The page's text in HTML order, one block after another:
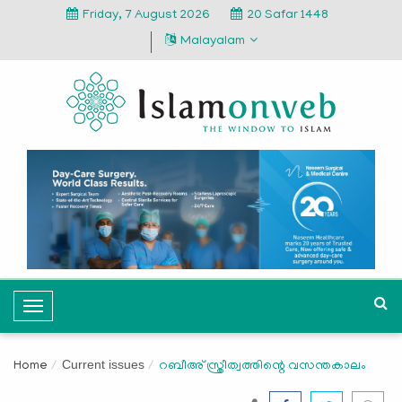
Friday, 7 August 2026
20 Safar 1448
Malayalam
T
o
g
Home Current issues റബീഅ് സ്ത്രീത്വത്തിന്റെ വസന്തകാലം